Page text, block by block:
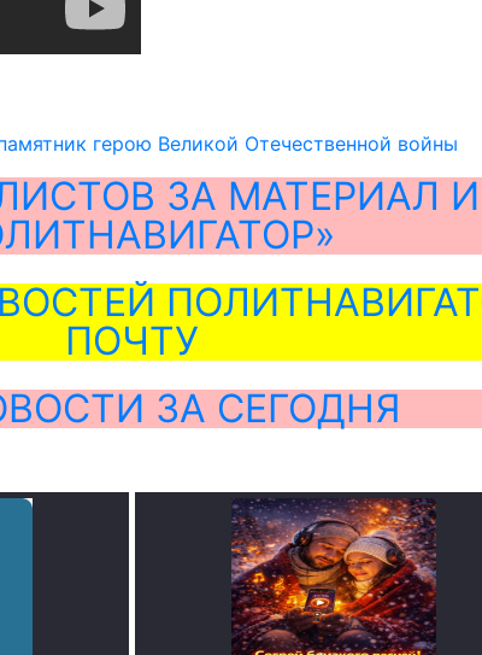
герою Великой Отечественной войны
ЗА МАТЕРИАЛ
ПОЧТУ
ЗА СЕГОДНЯ